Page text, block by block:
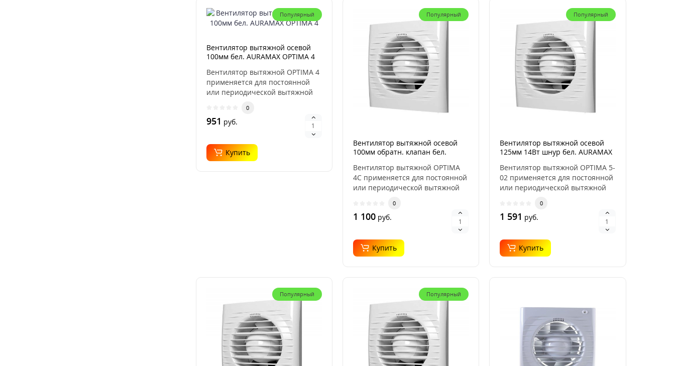
Популярный
Вентилятор вытяжной осевой
100мм бел. AURAMAX OPTIMA 4
Вентилятор вытяжной OPTIMA 4
применяется для постоянной
или периодической вытяжной
0
951 руб.
Купить
Популярный
Вентилятор вытяжной осевой
100мм обратн. клапан бел.
Вентилятор вытяжной OPTIMA
4C применяется для постоянной
или периодической вытяжной
0
1 100руб.
Купить
Популярный
Вентилятор вытяжной осевой
125мм 14Вт шнур бел. AURAMAX
Вентилятор вытяжной OPTIMA 5-
02 применяется для постоянной
или периодической вытяжной
0
1 591 руб.
Купить
Популярный Популярный